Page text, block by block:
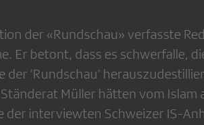
der «Rundschau» verfasste
Er betont, dass es schwerfalle,
der ‘Rundschau’
Müller hätten vom
der interviewten Schweizer IS-